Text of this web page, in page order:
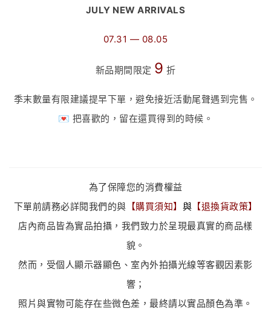
JULY NEW ARRIVALS
07.31 — 08.05
新品期間限定 9 折
季末數量有限建議提早下單，避免接近活動尾聲遇到完售。
💌 把喜歡的，留在還買得到的時候。
為了保障您的消費權益
下單前請務必詳閱我們的與 【購買須知】 與 【退換貨政策】
店內商品皆為實品拍攝，我們致力於呈現最真實的商品樣
貌。
然而，受個人顯示器顯色、室內外拍攝光線等客觀因素影
響；
照片與實物可能存在些微色差，最終請以實品顏色為準。